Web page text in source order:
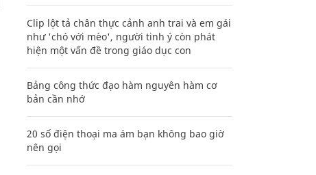
Clip lột tả chân thực cảnh anh trai và em gái
như 'chó với mèo', người tinh ý còn phát
hiện một vấn đề trong giáo dục con
Bảng công thức đạo hàm nguyên hàm cơ
bản cần nhớ
20 số điện thoại ma ám bạn không bao giờ
nên gọi